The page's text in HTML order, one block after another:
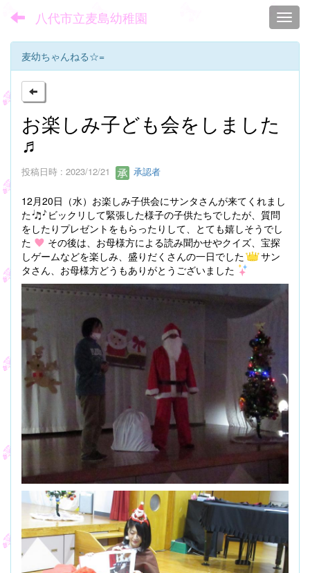
八代市立麦島幼稚園
麦幼ちゃんねる☆=
お楽しみ子ども会をしました
♬
投稿日時 : 2023/12/21 承認者
12月20日（水）お楽しみ子供会にサンタさんが来てくれまし
た
ビックリして緊張した様子の子供たちでしたが、質問
をしたりプレゼントをもらったりして、とても嬉しそうでし
た
その後は、お母様方による読み聞かせやクイズ、宝探
しゲームなどを楽しみ、盛りだくさんの一日でした
サン
タさん、お母様方どうもありがとうございました